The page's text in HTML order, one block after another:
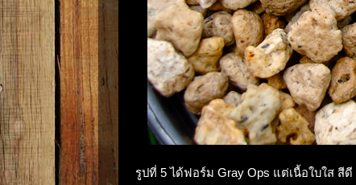
รูปที่ 5 ได้ฟอร์ม Gray Ops แต่เนื้อใบใส สี